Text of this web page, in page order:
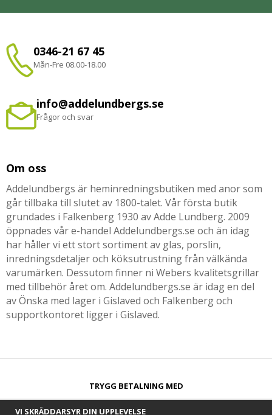
0346-21 67 45
Mån-Fre 08.00-18.00
info@addelundbergs.se
Frågor och svar
Om oss
Addelundbergs är heminredningsbutiken med anor som
går tillbaka till slutet av 1800-talet. Vår första butik
grundades i Falkenberg 1930 av Adde Lundberg. 2009
öppnades vår e-handel Addelundbergs.se och än idag
har håller vi ett stort sortiment av glas, porslin,
inredningsdetaljer och köksutrustning från välkända
varumärken. Dessutom finner ni Webers kvalitetsgrillar
med tillbehör året om. Addelundbergs.se är idag en del
av Önska med lager i Gislaved och Falkenberg och
supportkontoret ligger i Gislaved.
TRYGG BETALNING MED​
VI SKRÄDDARSYR DIN UPPLEVELSE